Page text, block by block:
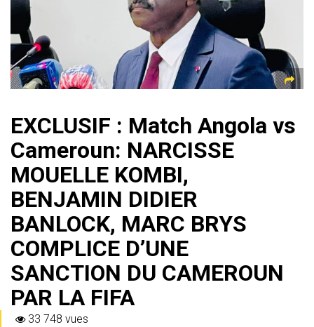
EXCLUSIF : Match Angola vs
Cameroun: NARCISSE
MOUELLE KOMBI,
BENJAMIN DIDIER
BANLOCK, MARC BRYS
COMPLICE D’UNE
SANCTION DU CAMEROUN
PAR LA FIFA
33 748 vues